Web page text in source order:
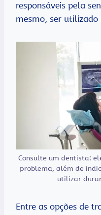
responsáveis pela
mesmo, ser utilizado
Consulte um dentista:
problema, além de
utilizar
Entre as opções de